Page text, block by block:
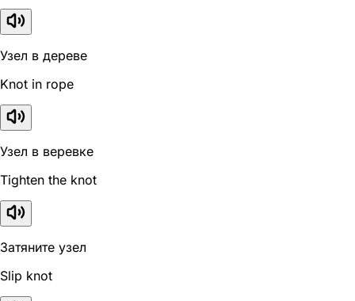
Узел в дереве
Knot in rope
Узел в веревке
Tighten the knot
Затяните узел
Slip knot